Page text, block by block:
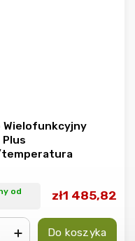
Wielofunkcyjny
Plus
temperatura
od
zł1 485,82
Do koszyka